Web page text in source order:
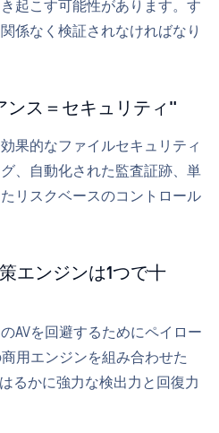
起こす可能性があります。す
係なく検証されなければなり
ンス＝セキュリティ"
果的なファイルセキュリティ
、自動化された監査証跡、単
リスクベースのコントロール
エンジンは1つで十
AVを回避するためにペイロー
用エンジンを組み合わせた
るかに強力な検出力と回復力